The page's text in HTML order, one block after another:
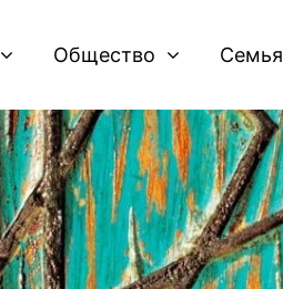
Общество Семья